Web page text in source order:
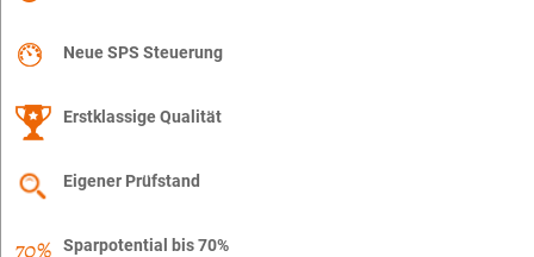
Neue SPS Steuerung
Erstklassige Qualität
Eigener Prüfstand
Sparpotential bis 70%